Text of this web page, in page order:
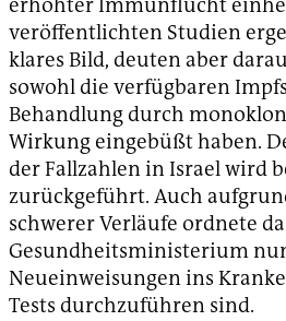
veröffentlichten Studien
klares Bild, deuten aber
sowohl die verfügbaren
Behandlung durch
Wirkung eingebüßt haben.
der Fallzahlen in Israel wird
zurückgeführt. Auch
schwerer Verläufe ordnete
Gesundheitsministerium
Neueinweisungen ins
Tests durchzuführen sind.